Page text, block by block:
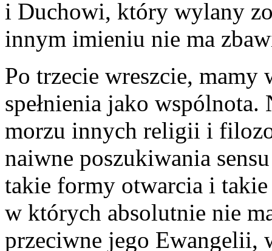
i Duchowi, który wylany
innym imieniu nie ma
Po trzecie wreszcie,
spełnienia jako wspólnota.
morzu innych religii i
naiwne poszukiwania
takie formy otwarcia i
w których absolutnie nie
przeciwne jego Ewangelii,